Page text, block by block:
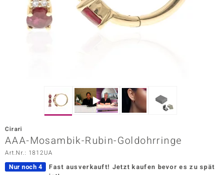
Edition
Vogue
Cirari
AAA-Mosambik-Rubin-Goldohrringe
Art.Nr.: 1812UA
Nur noch 4 Fast ausverkauft! Jetzt kaufen bevor es zu spät